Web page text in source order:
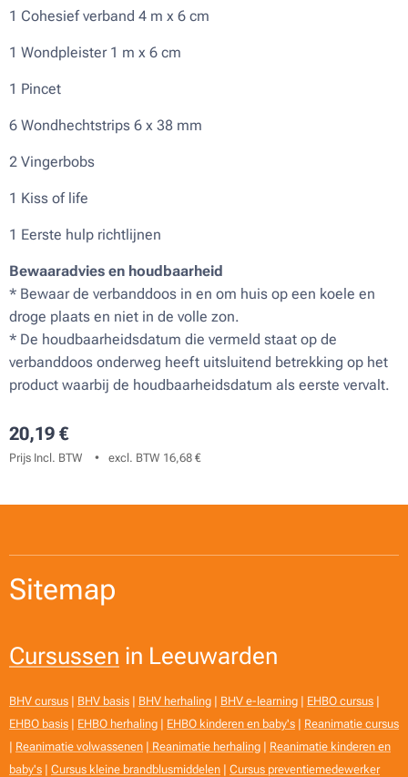
1 Cohesief verband 4 m x 6 cm
1 Wondpleister 1 m x 6 cm
1 Pincet
6 Wondhechtstrips 6 x 38 mm
2 Vingerbobs
1 Kiss of life
1 Eerste hulp richtlijnen
Bewaaradvies en houdbaarheid
* Bewaar de verbanddoos in en om huis op een koele en
droge plaats en niet in de volle zon.
* De houdbaarheidsdatum die vermeld staat op de
verbanddoos onderweg heeft uitsluitend betrekking op het
product waarbij de houdbaarheidsdatum als eerste vervalt.
20,19 €
Prijs Incl. BTW excl. BTW 16,68 €
Sitemap
Cursussen in Leeuwarden
BHV cursus | BHV basis | BHV herhaling | BHV e-learning | EHBO cursus |
EHBO basis | EHBO herhaling | EHBO kinderen en baby's | Reanimatie cursus
| Reanimatie volwassenen | Reanimatie herhaling | Reanimatie kinderen en
baby's | Cursus kleine brandblusmiddelen | Cursus preventiemedewerker